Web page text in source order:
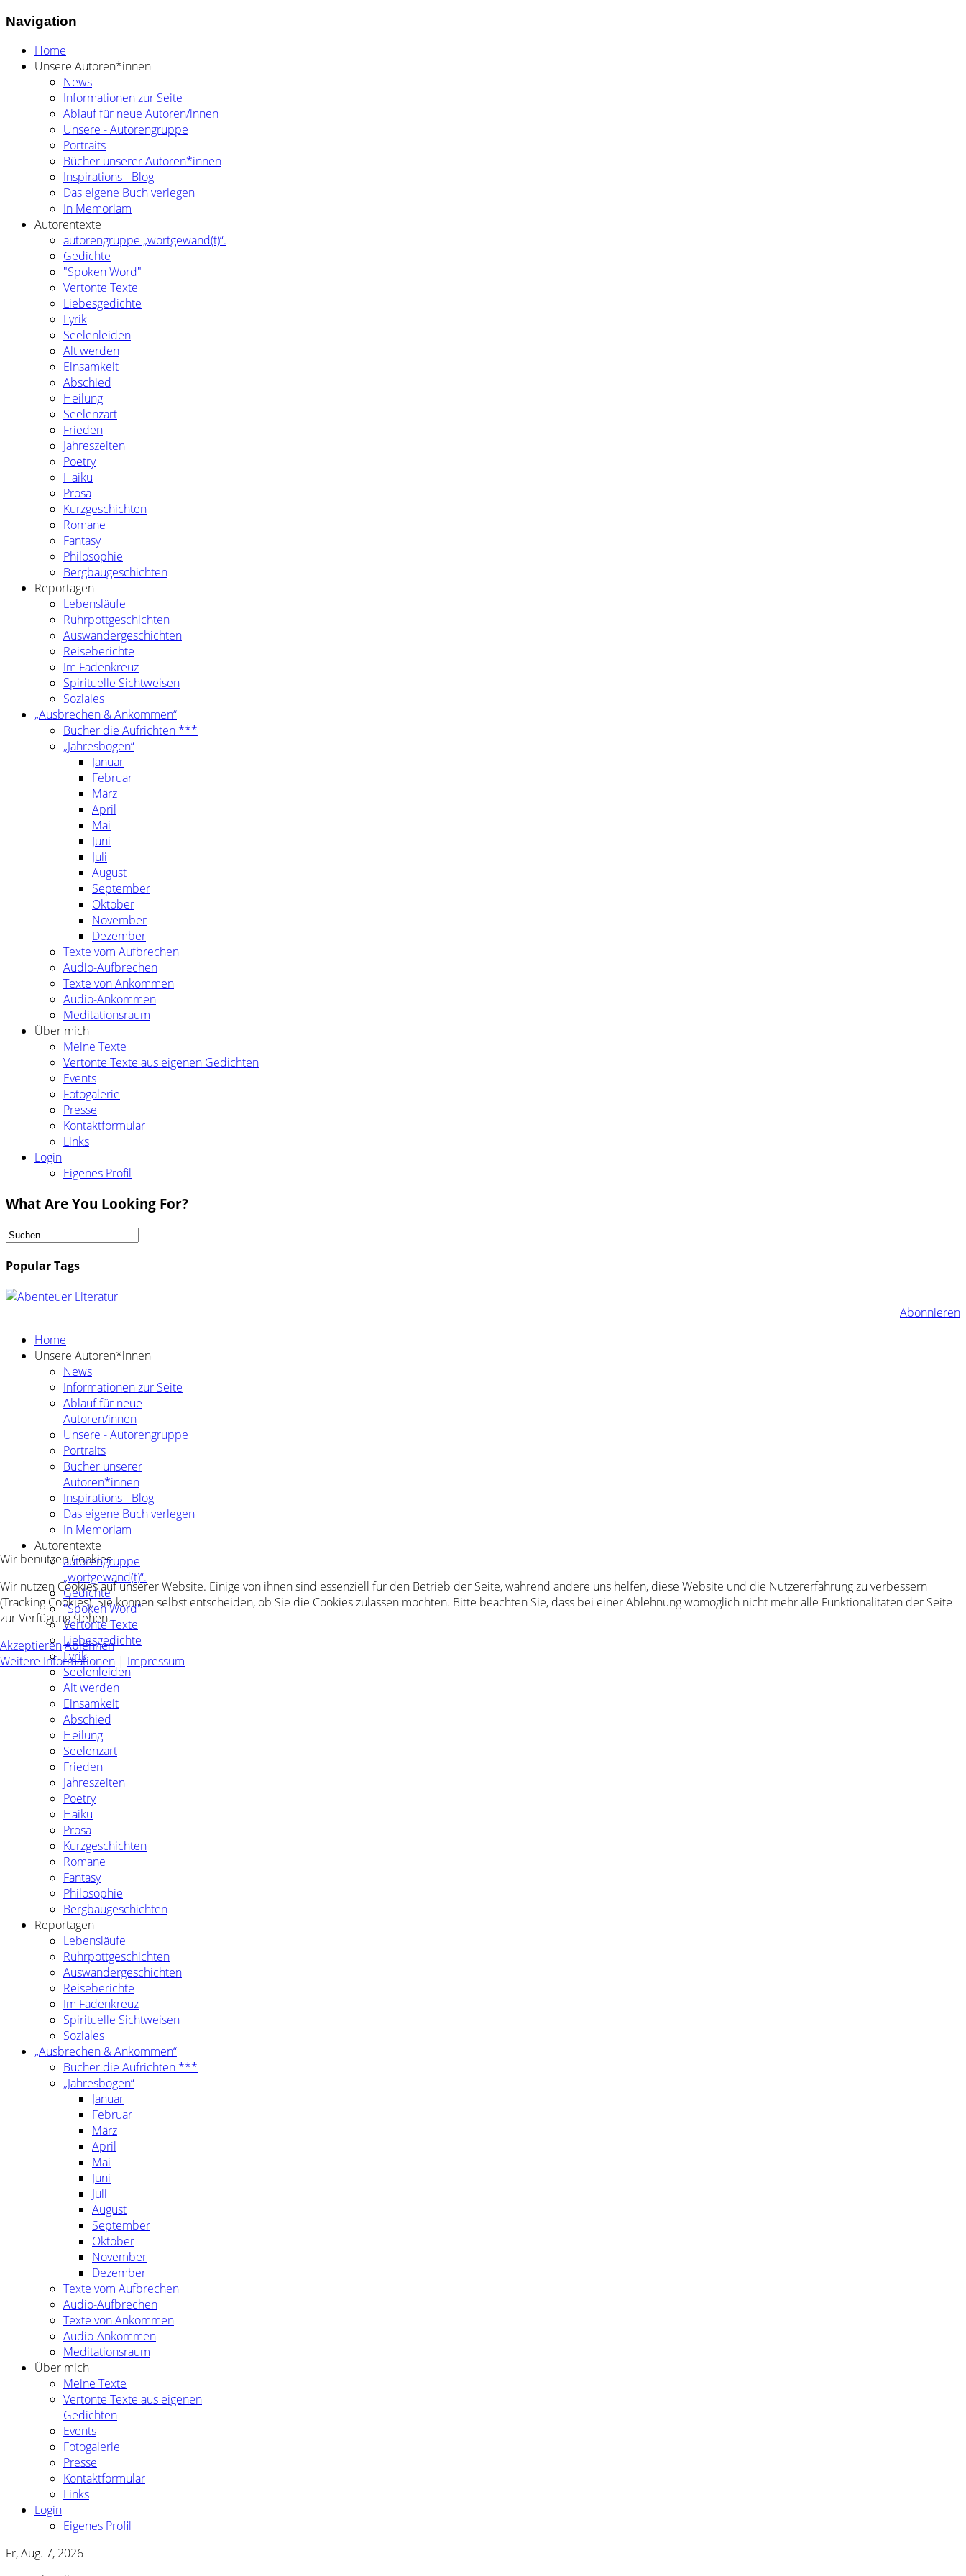
Navigation
Home
Unsere Autoren*innen
News
Informationen zur Seite
Ablauf für neue Autoren/innen
Unsere - Autorengruppe
Portraits
Bücher unserer Autoren*innen
Inspirations - Blog
Das eigene Buch verlegen
In Memoriam
Autorentexte
autorengruppe „wortgewand(t)“.
Gedichte
"Spoken Word"
Vertonte Texte
Liebesgedichte
Lyrik
Seelenleiden
Alt werden
Einsamkeit
Abschied
Heilung
Seelenzart
Frieden
Jahreszeiten
Poetry
Haiku
Prosa
Kurzgeschichten
Romane
Fantasy
Philosophie
Bergbaugeschichten
Reportagen
Lebensläufe
Ruhrpottgeschichten
Auswandergeschichten
Reiseberichte
Im Fadenkreuz
Spirituelle Sichtweisen
Soziales
„Ausbrechen & Ankommen“
Bücher die Aufrichten ***
„Jahresbogen“
Januar
Februar
März
April
Mai
Juni
Juli
August
September
Oktober
November
Dezember
Texte vom Aufbrechen
Audio-Aufbrechen
Texte von Ankommen
Audio-Ankommen
Meditationsraum
Über mich
Meine Texte
Vertonte Texte aus eigenen Gedichten
Events
Fotogalerie
Presse
Kontaktformular
Links
Login
Eigenes Profil
What Are You Looking For?
Popular Tags
Abonnieren
Home
Unsere Autoren*innen
News
Informationen zur Seite
Ablauf für neue
Autoren/innen
Unsere - Autorengruppe
Portraits
Bücher unserer
Autoren*innen
Inspirations - Blog
Das eigene Buch verlegen
In Memoriam
Autorentexte
autorengruppe
„wortgewand(t)“.
Gedichte
"Spoken Word"
Vertonte Texte
Liebesgedichte
Lyrik
Seelenleiden
Alt werden
Einsamkeit
Abschied
Heilung
Seelenzart
Frieden
Jahreszeiten
Poetry
Haiku
Prosa
Kurzgeschichten
Romane
Fantasy
Philosophie
Bergbaugeschichten
Reportagen
Lebensläufe
Ruhrpottgeschichten
Auswandergeschichten
Reiseberichte
Im Fadenkreuz
Spirituelle Sichtweisen
Soziales
„Ausbrechen & Ankommen“
Bücher die Aufrichten ***
„Jahresbogen“
Januar
Februar
März
April
Mai
Juni
Juli
August
September
Oktober
November
Dezember
Texte vom Aufbrechen
Audio-Aufbrechen
Texte von Ankommen
Audio-Ankommen
Meditationsraum
Über mich
Meine Texte
Vertonte Texte aus eigenen
Gedichten
Events
Fotogalerie
Presse
Kontaktformular
Links
Login
Eigenes Profil
Fr, Aug. 7, 2026
Wir benutzen Cookies
Wir nutzen Cookies auf unserer Website. Einige von ihnen sind essenziell für den Betrieb der Seite, während andere uns helfen, diese Website und die Nutzererfahrung zu verbessern
(Tracking Cookies). Sie können selbst entscheiden, ob Sie die Cookies zulassen möchten. Bitte beachten Sie, dass bei einer Ablehnung womöglich nicht mehr alle Funktionalitäten der Seite
zur Verfügung stehen.
AkzeptierenAblehnen
Weitere Informationen | Impressum